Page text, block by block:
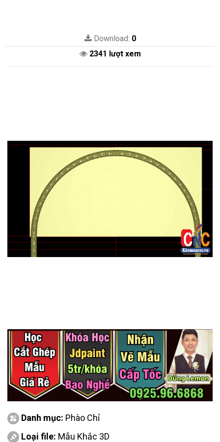
Download: 0
2341 lượt xem
Danh mục: Phào Chỉ
Loại file: Mẫu Khắc 3D